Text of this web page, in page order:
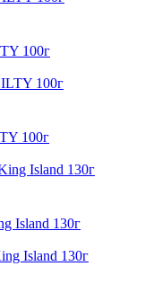
100г
100г
Island 130г